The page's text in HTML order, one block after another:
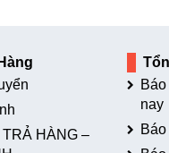
HÀNG –
nay